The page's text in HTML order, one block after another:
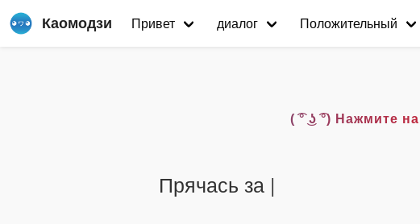
Каомодзи Привет диалог Положительный
( ͡° ͜ʖ ͡°) Нажмите
Прячась за |